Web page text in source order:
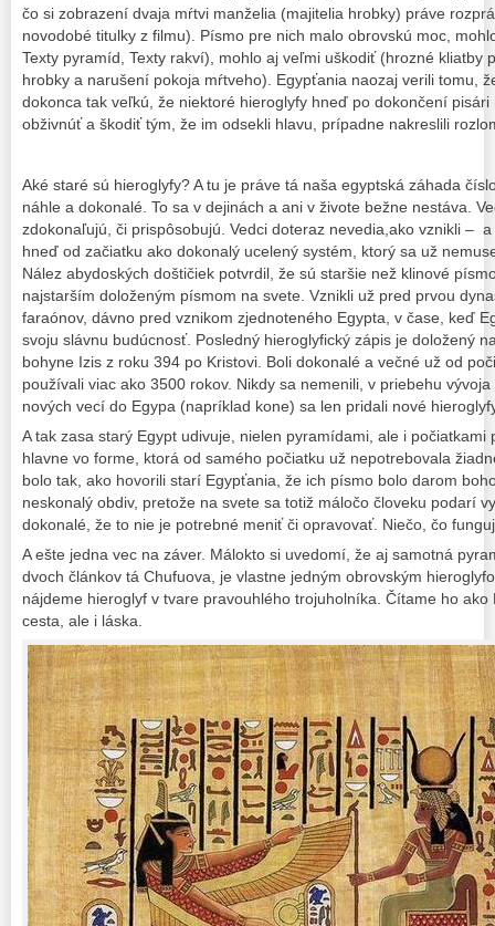
čo si zobrazení dvaja mŕtvi manželia (majitelia hrobky) práve
novodobé titulky z filmu). Písmo pre nich malo obrovskú moc,
Texty pyramíd, Texty rakví), mohlo aj veľmi uškodiť (hrozné kliatby
hrobky a narušení pokoja mŕtveho). Egypťania naozaj verili tomu,
dokonca tak veľkú, že niektoré hieroglyfy hneď po dokončení pisári
obživnúť a škodiť tým, že im odsekli hlavu, prípadne nakreslili
Aké staré sú hieroglyfy? A tu je práve tá naša egyptská záhada
náhle a dokonalé. To sa v dejinách a ani v živote bežne nestáva.
zdokonaľujú, či prispôsobujú. Vedci doteraz nevedia,ako vznikli –
hneď od začiatku ako dokonalý ucelený systém, ktorý sa už
Nález abydoských doštičiek potvrdil, že sú staršie než klinové
najstarším doloženým písmom na svete. Vznikli už pred prvou
faraónov, dávno pred vznikom zjednoteného Egypta, v čase, keď
svoju slávnu budúcnosť. Posledný hieroglyfický zápis je doložený
bohyne Izis z roku 394 po Kristovi. Boli dokonalé a večné už od
používali viac ako 3500 rokov. Nikdy sa nemenili, v priebehu
nových vecí do Egypa (napríklad kone) sa len pridali nové
A tak zasa starý Egypt udivuje, nielen pyramídami, ale i počiatkami
hlavne vo forme, ktorá od samého počiatku už nepotrebovala
bolo tak, ako hovorili starí Egypťania, že ich písmo bolo darom
neskonalý obdiv, pretože na svete sa totiž máločo človeku podarí
dokonalé, že to nie je potrebné meniť či opravovať. Niečo, čo
A ešte jedna vec na záver. Málokto si uvedomí, že aj samotná
dvoch článkov tá Chufuova, je vlastne jedným obrovským
nájdeme hieroglyf v tvare pravouhlého trojuholníka. Čítame ho ako
cesta, ale i láska.